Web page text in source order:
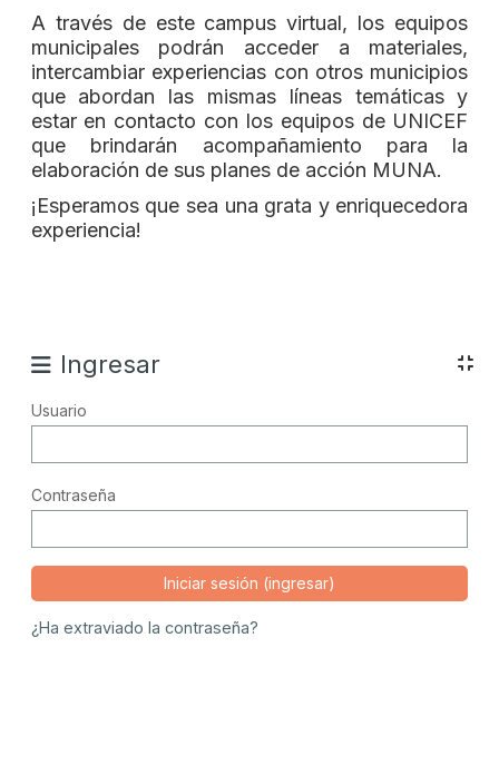
A través de este campus virtual, los equipos
municipales podrán acceder a materiales,
intercambiar experiencias con otros municipios
que abordan las mismas líneas temáticas y
estar en contacto con los equipos de UNICEF
que brindarán acompañamiento para la
elaboración de sus planes de acción MUNA.
¡Esperamos que sea una grata y enriquecedora
experiencia!
Ingresar
Usuario
Contraseña
¿Ha extraviado la contraseña?